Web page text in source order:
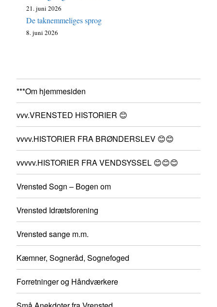
21. juni 2026
De taknemmeliges sprog
8. juni 2026
***Om hjemmesiden
vvv.VRENSTED HISTORIER 😊
vvvv.HISTORIER FRA BRØNDERSLEV 😊😊
vvvvv.HISTORIER FRA VENDSYSSEL 😊😊😊
Vrensted Sogn – Bogen om
Vrensted Idrætsforening
Vrensted sange m.m.
Kæmner, Sogneråd, Sognefoged
Forretninger og Håndværkere